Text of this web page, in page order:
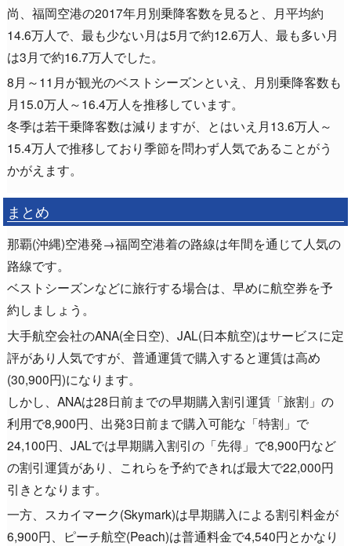
尚、福岡空港の2017年月別乗降客数を見ると、月平均約
14.6万人で、最も少ない月は5月で約12.6万人、最も多い月
は3月で約16.7万人でした。
8月～11月が観光のベストシーズンといえ、月別乗降客数も
月15.0万人～16.4万人を推移しています。
冬季は若干乗降客数は減りますが、とはいえ月13.6万人～
15.4万人で推移しており季節を問わず人気であることがう
かがえます。
まとめ
那覇(沖縄)空港発→福岡空港着の路線は年間を通じて人気の
路線です。
ベストシーズンなどに旅行する場合は、早めに航空券を予
約しましょう。
大手航空会社のANA(全日空)、JAL(日本航空)はサービスに定
評があり人気ですが、普通運賃で購入すると運賃は高め
(30,900円)になります。
しかし、ANAは28日前までの早期購入割引運賃「旅割」の
利用で8,900円、出発3日前まで購入可能な「特割」で
24,100円、JALでは早期購入割引の「先得」で8,900円など
の割引運賃があり、これらを予約できれば最大で22,000円
引きとなります。
一方、スカイマーク(Skymark)は早期購入による割引料金が
6,900円、ピーチ航空(Peach)は普通料金で4,540円とかなり